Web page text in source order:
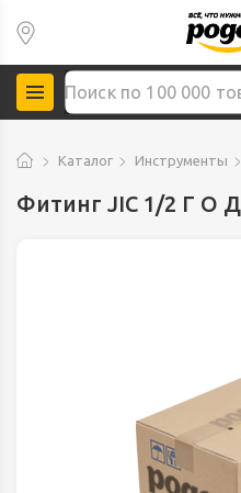
Каталог Инструменты
Фитинг JIC 1/2 Г О